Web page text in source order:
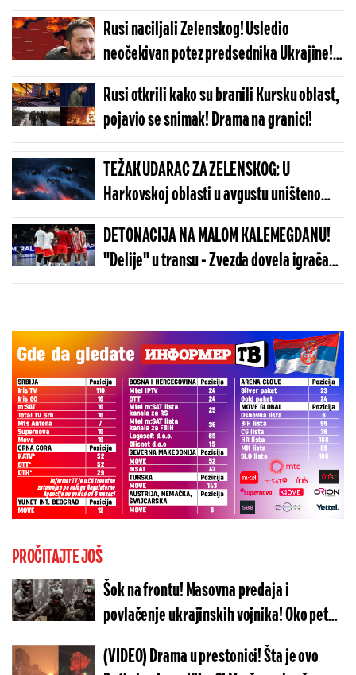
aviona će mu presuditi, Ukrajina nije ni
svesna šta je čeka!
Rusi naciljali Zelenskog! Usledio
neočekivan potez predsednika Ukrajine!
Planirao da ide na front, a onda doneo
iznenadnu odluku!
Rusi otkrili kako su branili Kursku oblast,
pojavio se snimak! Drama na granici!
TEŽAK UDARAC ZA ZELENSKOG: U
Harkovskoj oblasti u avgustu uništeno
više od 100 „baba jaga“
DETONACIJA NA MALOM KALEMEGDANU!
"Delije" u transu - Zvezda dovela igrača
Real Madrida!
PROČITAJTE JOŠ
Šok na frontu! Masovna predaja i
povlačenje ukrajinskih vojnika! Oko pet
hiljada ljudi prešlo na rusku stranu?!
(VIDEO) Drama u prestonici! Šta je ovo